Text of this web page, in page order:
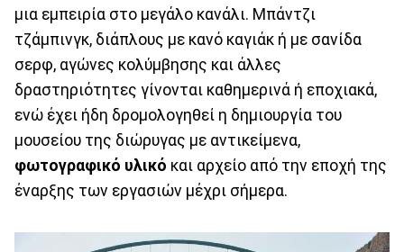
μια εμπειρία στο μεγάλο κανάλι. Μπάντζι
τζάμπινγκ, διάπλους με κανό καγιάκ ή με σανίδα
σερφ, αγώνες κολύμβησης και άλλες
δραστηριότητες γίνονται καθημερινά ή εποχιακά,
ενώ έχει ήδη δρομολογηθεί η δημιουργία του
μουσείου της διώρυγας με αντικείμενα,
φωτογραφικό υλικό και αρχείο από την εποχή της
έναρξης των εργασιών μέχρι σήμερα.